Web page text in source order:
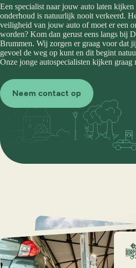
Een specialist naar jouw auto laten
onderhoud is natuurlijk nooit verkeerd.
veiligheid van jouw auto of moet er een
worden? Kom dan gerust eens langs bij
Brummen. Wij zorgen er graag voor dat
gevoel de weg op kunt en dit begint
Onze jonge autospecialisten kijken
Neem contact op